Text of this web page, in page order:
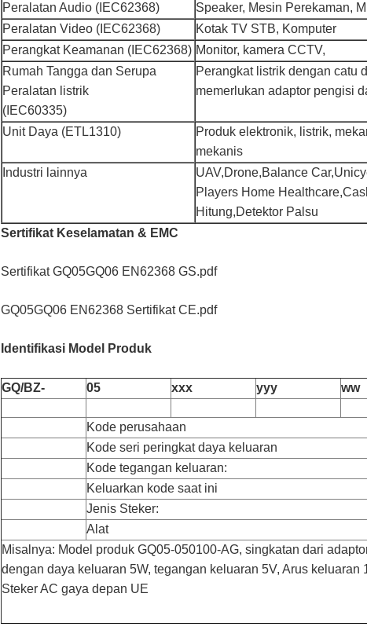
Peralatan Audio (IEC62368)
Speaker, Mesin Perekaman,
Peralatan Video (IEC62368)
Kotak TV STB, Komputer
Perangkat Keamanan (IEC62368) Monitor, kamera CCTV,
Rumah Tangga dan Serupa
Peralatan listrik
(IEC60335)
Perangkat listrik dengan catu
memerlukan adaptor pengisi
Unit Daya (ETL1310)
Produk elektronik, listrik,
mekanis
Industri lainnya
UAV,Drone,Balance
Players Home
Hitung,Detektor Palsu
Sertifikat Keselamatan & EMC
Sertifikat GQ05GQ06 EN62368 GS.pdf
GQ05GQ06 EN62368 Sertifikat CE.pdf
Identifikasi Model Produk
GQ/BZ- 05 xxx yyy ww
Kode perusahaan
Kode seri peringkat daya keluaran
Kode tegangan keluaran:
Keluarkan kode saat ini
Jenis Steker:
Alat
Misalnya: Model produk GQ05-050100-AG, singkatan dari
dengan daya keluaran 5W, tegangan keluaran 5V, Arus keluaran
Steker AC gaya depan UE